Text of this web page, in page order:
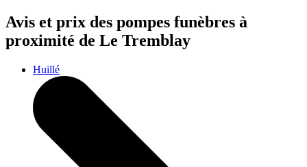
Avis et prix des pompes funèbres à
proximité de Le Tremblay
Huillé